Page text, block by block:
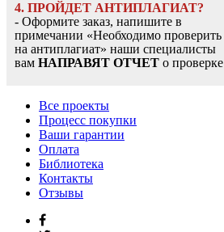
4. ПРОЙДЕТ АНТИПЛАГИАТ?
- Оформите заказ, напишите в
примечании «Необходимо проверить
на антиплагиат» наши специалисты
вам НАПРАВЯТ ОТЧЕТ о проверке
Все проекты
Процесс покупки
Ваши гарантии
Оплата
Библиотека
Контакты
Отзывы